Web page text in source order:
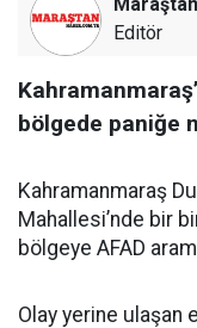
Editör
bölgede paniğe
Kahramanmaraş
Mahallesi’nde bir
bölgeye AFAD
Olay yerine ulaşan